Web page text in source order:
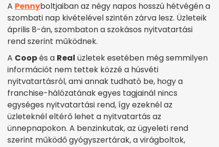
A Pennyboltjaiban az négy napos hosszú hétvégén a
szombati nap kivételével szintén zárva lesz. Üzleteik
április 8-án, szombaton a szokásos nyitvatartási
rend szerint működnek.
A Coopés a Real üzletek esetében még semmilyen
információt nem tettek közzé a húsvéti
nyitvatartásról, ami annak tudható be, hogy a
franchise-hálózatának egyes tagjainál nincs
egységes nyitvatartási rend, így ezeknél az
üzleteknél eltérő lehet a nyitvatartás az
ünnepnapokon. A benzinkutak, az ügyeleti rend
szerint működő gyógyszertárak, a virágboltok,